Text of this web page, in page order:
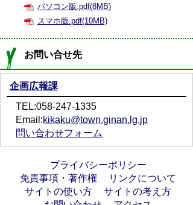
パソコン版.pdf(8MB)
スマホ版.pdf(10MB)
お問い合せ先
企画広報課
TEL:058-247-1335
Email:kikaku@town.ginan.lg.jp
問い合わせフォーム
プライバシーポリシー
免責事項・著作権
リンクについて
サイトの使い方
サイトの考え方